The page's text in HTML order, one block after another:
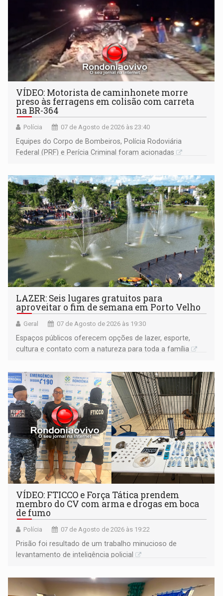
VÍDEO: Motorista de caminhonete morre
preso às ferragens em colisão com carreta
na BR-364
Polícia 07 de Agosto de 2026 às 23:40
Equipes do Corpo de Bombeiros, Polícia Rodoviária
Federal (PRF) e Perícia Criminal foram acionadas
LAZER: Seis lugares gratuitos para
aproveitar o fim de semana em Porto Velho
Geral 07 de Agosto de 2026 às 19:30
Espaços públicos oferecem opções de lazer, esporte,
cultura e contato com a natureza para toda a família
VÍDEO: FTICCO e Força Tática prendem
membro do CV com arma e drogas em boca
de fumo
Polícia 07 de Agosto de 2026 às 19:22
Prisão foi resultado de um trabalho minucioso de
levantamento de inteligência policial